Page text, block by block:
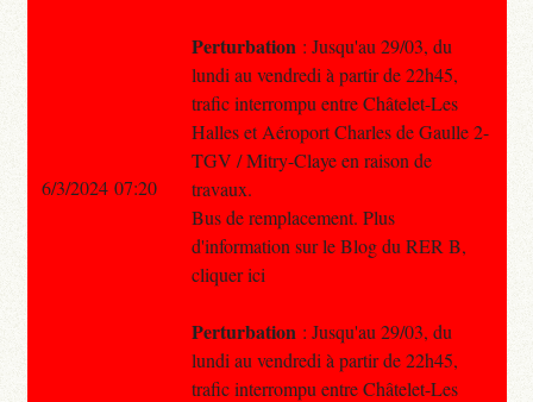
Perturbation : Jusqu'au 29/03, du
lundi au vendredi à partir de 22h45,
trafic interrompu entre Châtelet-Les
Halles et Aéroport Charles de Gaulle 2-
TGV / Mitry-Claye en raison de
travaux.
Bus de remplacement. Plus
d'information sur le Blog du RER B,
cliquer ici
Perturbation : Jusqu'au 29/03, du
lundi au vendredi à partir de 22h45,
trafic interrompu entre Châtelet-Les
6/3/2024 07:20